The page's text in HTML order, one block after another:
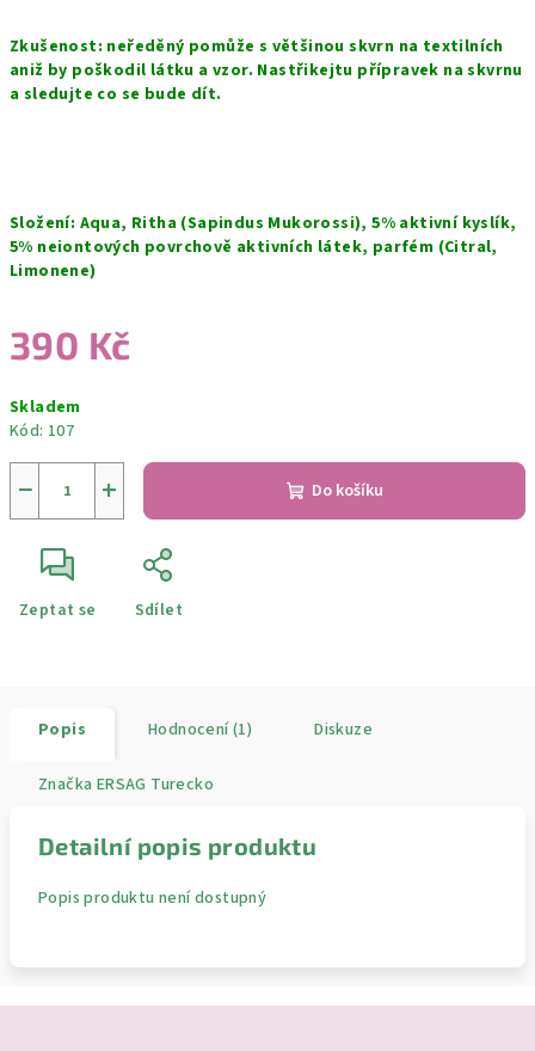
Zkušenost: neředěný pomůže s většinou skvrn na textilních
aniž by poškodil látku a vzor. Nastřikejtu přípravek na skvrnu
a sledujte co se bude dít.
Složení: Aqua, Ritha (Sapindus Mukorossi), 5% aktivní kyslík,
5% neiontových povrchově aktivních látek, parfém (Citral,
Limonene)
390 Kč
cena:
Skladem
Kód: 107
+
− Do košíku
Zeptat se Sdílet
Popis Hodnocení (1) Diskuze
Značka ERSAG Turecko
Detailní popis produktu
Popis produktu není dostupný